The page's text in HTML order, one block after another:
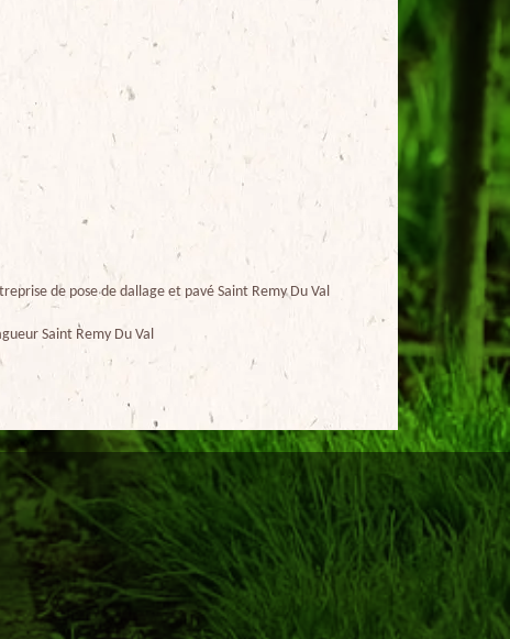
de pose de dallage et pavé Saint Remy Du Val
Saint Remy Du Val